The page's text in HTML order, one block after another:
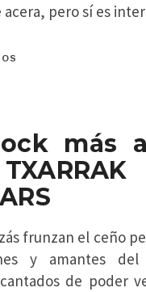
pero sí es
más
frunzan el ceño
y amantes
de poder